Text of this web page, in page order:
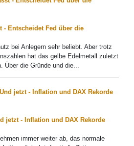
- Entscheidet Fed über die
bei Anlegern sehr beliebt. Aber trotz
hat das gelbe Edelmetall zuletzt
die Gründe und die...
jetzt - Inflation und DAX Rekorde
immer weiter ab, das normale